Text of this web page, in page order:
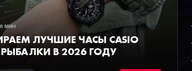
МИН
ЛУЧШИЕ ЧАСЫ СASIO
В 2026 ГОДУ